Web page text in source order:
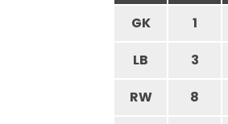
GK
1
LB
3
RW
8